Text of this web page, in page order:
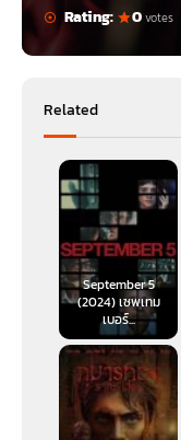
Rating:
0votes
Related
September 5
(2024) เซพเทม
เบอร์...